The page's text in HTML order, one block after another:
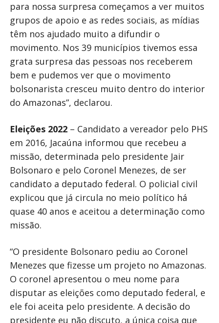
para nossa surpresa começamos a ver muitos
grupos de apoio e as redes sociais, as mídias
têm nos ajudado muito a difundir o
movimento. Nos 39 municípios tivemos essa
grata surpresa das pessoas nos receberem
bem e pudemos ver que o movimento
bolsonarista cresceu muito dentro do interior
do Amazonas”, declarou.
Eleições 2022 – Candidato a vereador pelo PHS
em 2016, Jacaúna informou que recebeu a
missão, determinada pelo presidente Jair
Bolsonaro e pelo Coronel Menezes, de ser
candidato a deputado federal. O policial civil
explicou que já circula no meio político há
quase 40 anos e aceitou a determinação como
missão.
“O presidente Bolsonaro pediu ao Coronel
Menezes que fizesse um projeto no Amazonas.
O coronel apresentou o meu nome para
disputar as eleições como deputado federal, e
ele foi aceita pelo presidente. A decisão do
presidente eu não discuto, a única coisa que